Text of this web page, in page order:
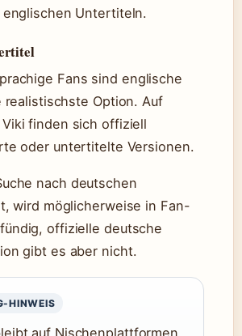
Untertiteln.
Fans sind englische
Option. Auf
Viki finden sich offiziell
oder untertitelte Versionen.
nach deutschen
wird möglicherweise in Fan-
offizielle deutsche
gibt es aber nicht.
HINWEIS